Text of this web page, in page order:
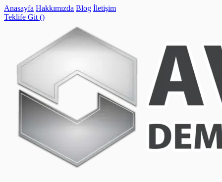
Anasayfa Hakkımızda Blog İletişim
Teklife Git ()